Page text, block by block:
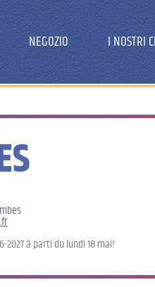
NEGOZIO I NOSTRI
2027 à parti du lundi 18 mai!